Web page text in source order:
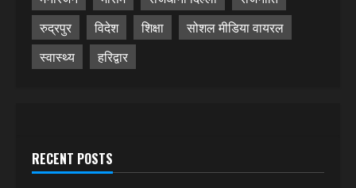
रुद्रपुर
विदेश शिक्षा
सोशल मीडिया वायरल
स्वास्थ्य
हरिद्वार
RECENT POSTS